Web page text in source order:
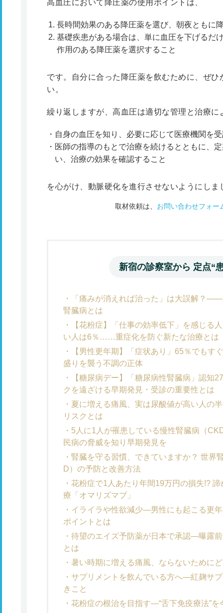
高血圧において降圧薬の使用ポイントは、
長時間効果のある降圧薬を選び、朝夜ともに
基礎疾患がある場合は、単に血圧を下げるだ
作用のある降圧薬を選択すること
です。自分に合った降圧薬を飲むために、ぜ
い。
繰り返しますが、高血圧は適切な管理と治療
自身の血圧を知り、必要に応じて医療機関を
医師の指導のもとで治療を続けるとともに、
い、治療の効果を確認すること
を心がけ、動脈硬化を進行させないようにしま
取材依頼は、 お問い合わせフォー
新宿の診察室から 定点“
「痛みが消えれば治った」は大誤解？
腎臓病とは
【花粉症】「仕事の効率低下」を感じる
い人は6％……重症化を防ぐ新たな治療とは
【男性更年期】「症状あり」65％でもす
盛りを襲う不調の正体
【糖尿病デー】「糖尿病性腎臓病」認知
クを遠ざける早期発見・受診の重要性とは
夏に増える痛風、実は尿酸値が高い人の
リスクとは
5人に1人が罹患している慢性腎臓病（
民病の脅威を知り早期発見を
腎臓を守る習慣、できていますか？ 世界
D）の予防と改善方法
花粉症で1人あたり年間19万円の損失!?
療「オマリズマブ」
イライラや性欲減少―男性にも起こる更
ポイントとは
待望のエイズ予防薬が日本で承認―曝露
とは
暑い時期に増える痛風、ならないために
サプリメントを飲んでいる方へ―紅麹サ
きこと
花粉症の根治を目指す―“舌下免疫療法”を